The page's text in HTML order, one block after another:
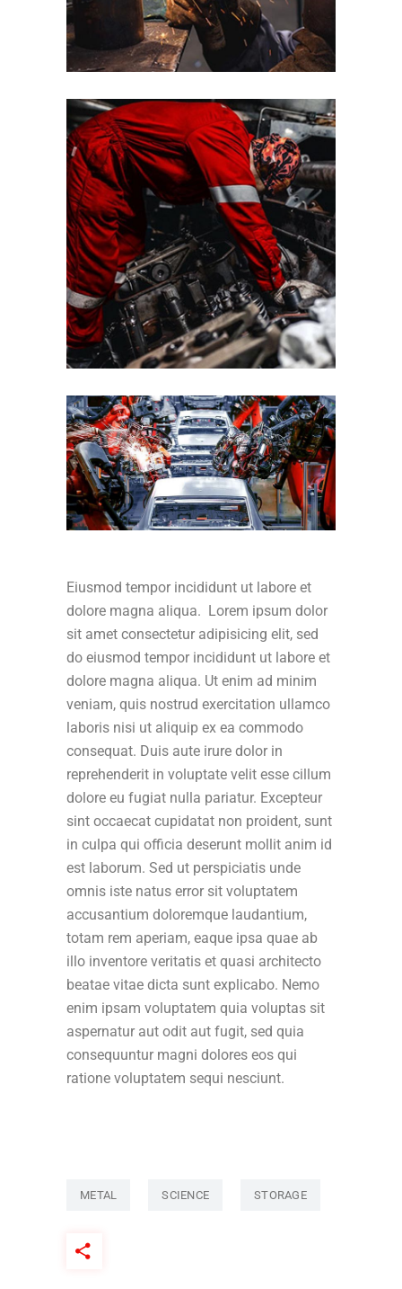
Eiusmod tempor incididunt ut labore et
dolore magna aliqua. Lorem ipsum dolor
sit amet consectetur adipisicing elit, sed
do eiusmod tempor incididunt ut labore et
dolore magna aliqua. Ut enim ad minim
veniam, quis nostrud exercitation ullamco
laboris nisi ut aliquip ex ea commodo
consequat. Duis aute irure dolor in
reprehenderit in voluptate velit esse cillum
dolore eu fugiat nulla pariatur. Excepteur
sint occaecat cupidatat non proident, sunt
in culpa qui officia deserunt mollit anim id
est laborum. Sed ut perspiciatis unde
omnis iste natus error sit voluptatem
accusantium doloremque laudantium,
totam rem aperiam, eaque ipsa quae ab
illo inventore veritatis et quasi architecto
beatae vitae dicta sunt explicabo. Nemo
enim ipsam voluptatem quia voluptas sit
aspernatur aut odit aut fugit, sed quia
consequuntur magni dolores eos qui
ratione voluptatem sequi nesciunt.
METAL SCIENCE STORAGE